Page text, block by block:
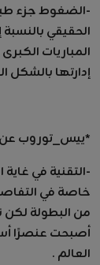
-الضغوط جزء
الحقيقي
المباريات
إدارتها بالشكل
*ييس_توروب عن
-التقنية في
خاصة في
من البطولة لكن
أصبحت عنصرًا
العالم .